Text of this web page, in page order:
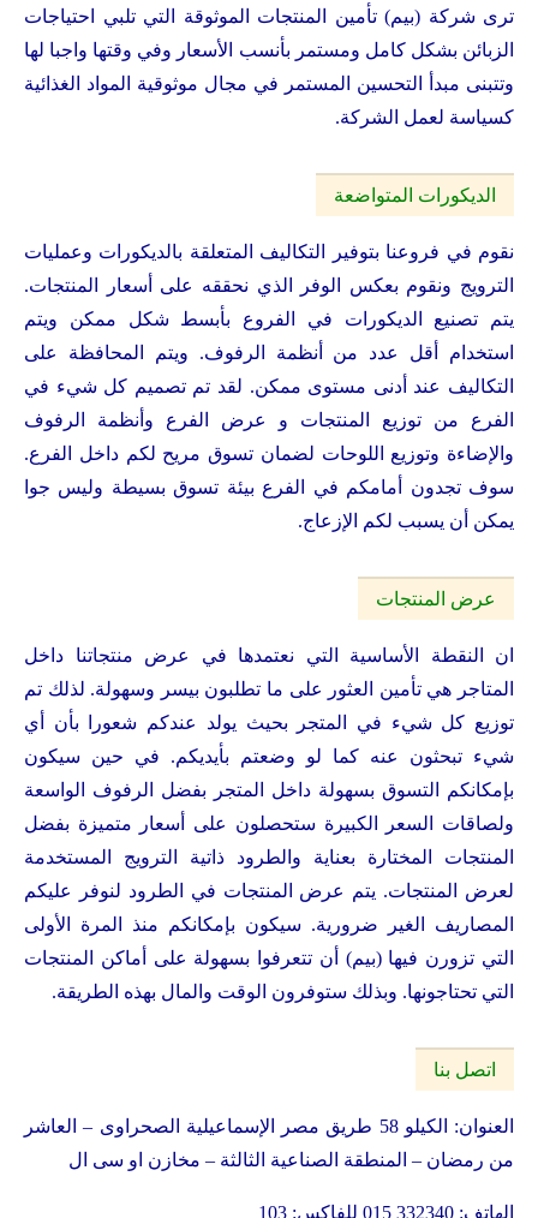
ترى شركة (بيم) تأمين المنتجات الموثوقة التي تلبي احتياجات
الزبائن بشكل كامل ومستمر بأنسب الأسعار وفي وقتها واجبا لها
وتتبنى مبدأ التحسين المستمر في مجال موثوقية المواد الغذائية
كسياسة لعمل الشركة.
الديكورات المتواضعة
نقوم في فروعنا بتوفير التكاليف المتعلقة بالديكورات وعمليات
الترويج ونقوم بعكس الوفر الذي نحققه على أسعار المنتجات.
يتم تصنيع الديكورات في الفروع بأبسط شكل ممكن ويتم
استخدام أقل عدد من أنظمة الرفوف. ويتم المحافظة على
التكاليف عند أدنى مستوى ممكن. لقد تم تصميم كل شيء في
الفرع من توزيع المنتجات و عرض الفرع وأنظمة الرفوف
والإضاءة وتوزيع اللوحات لضمان تسوق مريح لكم داخل الفرع.
سوف تجدون أمامكم في الفرع بيئة تسوق بسيطة وليس جوا
يمكن أن يسبب لكم الإزعاج.
عرض المنتجات
ان النقطة الأساسية التي نعتمدها في عرض منتجاتنا داخل
المتاجر هي تأمين العثور على ما تطلبون بيسر وسهولة. لذلك تم
توزيع كل شيء في المتجر بحيث يولد عندكم شعورا بأن أي
شيء تبحثون عنه كما لو وضعتم بأيديكم. في حين سيكون
بإمكانكم التسوق بسهولة داخل المتجر بفضل الرفوف الواسعة
ولصاقات السعر الكبيرة ستحصلون على أسعار متميزة بفضل
المنتجات المختارة بعناية والطرود ذاتية الترويج المستخدمة
لعرض المنتجات. يتم عرض المنتجات في الطرود لنوفر عليكم
المصاريف الغير ضرورية. سيكون بإمكانكم منذ المرة الأولى
التي تزورن فيها (بيم) أن تتعرفوا بسهولة على أماكن المنتجات
التي تحتاجونها. وبذلك ستوفرون الوقت والمال بهذه الطريقة.
اتصل بنا
العنوان: الكيلو 58 طريق مصر الإسماعيلية الصحراوى – العاشر
من رمضان – المنطقة الصناعية الثالثة – مخازن او سى ال
الهاتف: 332340 015 للفاكس: 103